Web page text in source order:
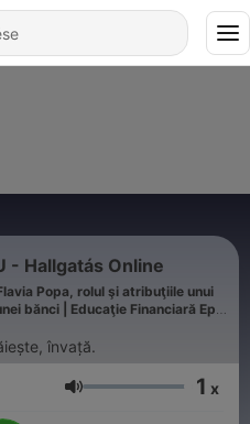
- Hallgatás Online
Popa, rolul şi atribuţiile unui
bănci | Educaţie Financiară Ep
învață.
Hangerő 1 x